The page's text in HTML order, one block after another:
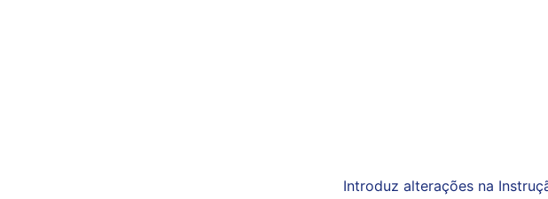
Introduz alterações na